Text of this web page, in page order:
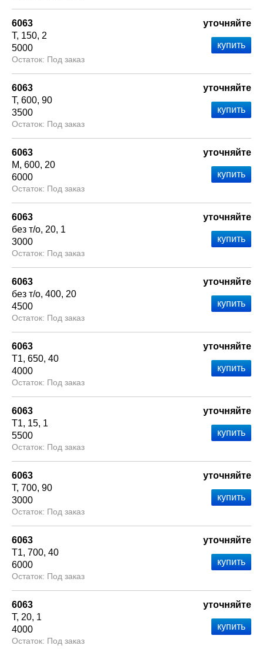
6063
Т 150 2
5000
Под заказ
уточняйте
6063
Т 600 90
3500
Под заказ
уточняйте
6063
М 600 20
6000
Под заказ
уточняйте
6063
без т/о 20 1
3000
Под заказ
уточняйте
6063
без т/о 400 20
4500
Под заказ
уточняйте
6063
Т1 650 40
4000
Под заказ
уточняйте
6063
Т1 15 1
5500
Под заказ
уточняйте
6063
Т 700 90
3000
Под заказ
уточняйте
6063
Т1 700 40
6000
Под заказ
уточняйте
6063
Т 20 1
4000
Под заказ
уточняйте